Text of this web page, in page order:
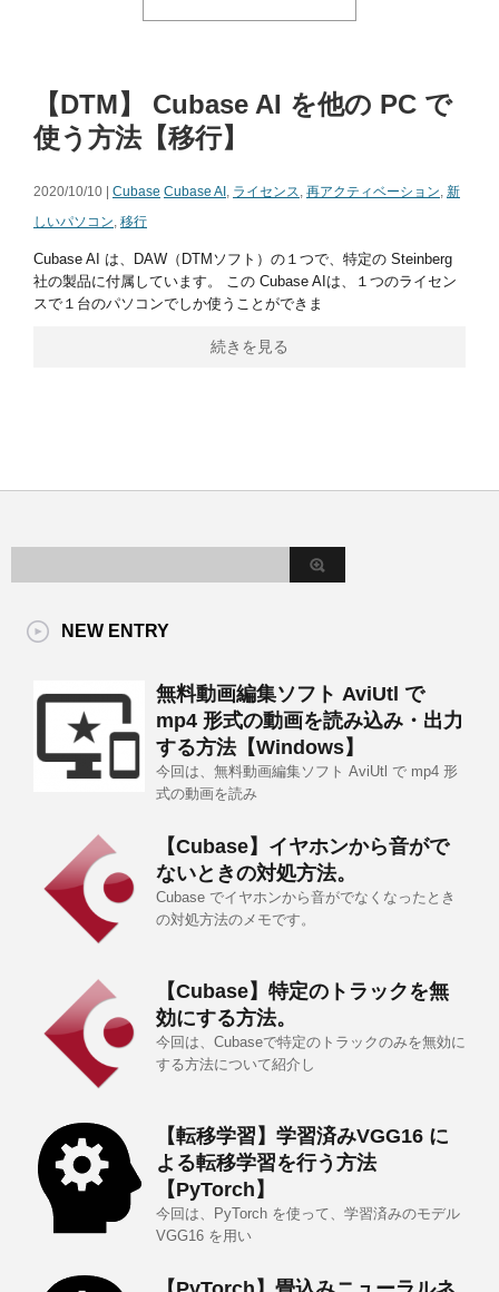
【DTM】 Cubase AI を他の PC で
使う方法【移行】
2020/10/10 | Cubase Cubase AI , ライセンス, 再アクティベーション, 新
しいパソコン, 移行
Cubase AI は、DAW（DTMソフト）の１つで、特定の Steinberg
社の製品に付属しています。 この Cubase AIは、１つのライセン
スで１台のパソコンでしか使うことができま
続きを見る
NEW ENTRY
無料動画編集ソフト AviUtl で
mp4 形式の動画を読み込み・出力
する方法【Windows】
今回は、無料動画編集ソフト AviUtl で mp4 形
式の動画を読み
【Cubase】イヤホンから音がで
ないときの対処方法。
Cubase でイヤホンから音がでなくなったとき
の対処方法のメモです。
【Cubase】特定のトラックを無
効にする方法。
今回は、Cubaseで特定のトラックのみを無効に
する方法について紹介し
【転移学習】学習済みVGG16 に
よる転移学習を行う方法
【PyTorch】
今回は、PyTorch を使って、学習済みのモデル
VGG16 を用い